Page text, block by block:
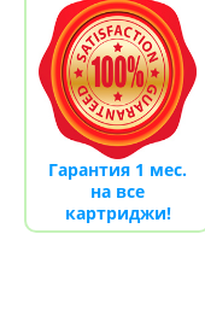
Гарантия 1 мес.
на все
картриджи!